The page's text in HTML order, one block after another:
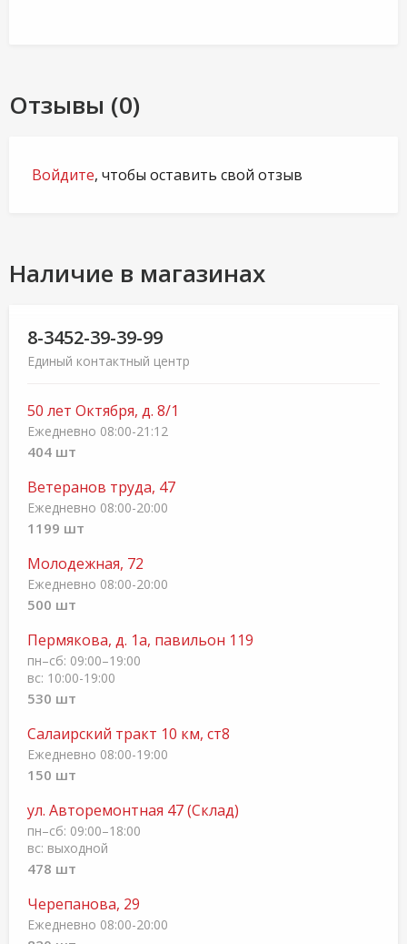
Отзывы (0)
Войдите, чтобы оставить свой отзыв
Наличие в магазинах
8-3452-39-39-99
Единый контактный центр
50 лет Октября, д. 8/1
Ежедневно 08:00-21:12
404 шт
Ветеранов труда, 47
Ежедневно 08:00-20:00
1199 шт
Молодежная, 72
Ежедневно 08:00-20:00
500 шт
Пермякова, д. 1а, павильон 119
пн–сб: 09:00–19:00
вс: 10:00-19:00
530 шт
Салаирский тракт 10 км, ст8
Ежедневно 08:00-19:00
150 шт
ул. Авторемонтная 47 (Склад)
пн–cб: 09:00–18:00
вс: выходной
478 шт
Черепанова, 29
Ежедневно 08:00-20:00